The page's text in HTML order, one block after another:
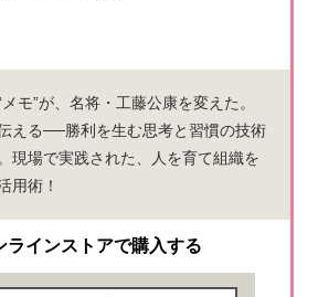
モ”が、名将・工藤公康を変えた。
える──勝利を生む思考と習慣の技術
現場で実践された、人を育て組織を
用術！
ラインストアで購入する